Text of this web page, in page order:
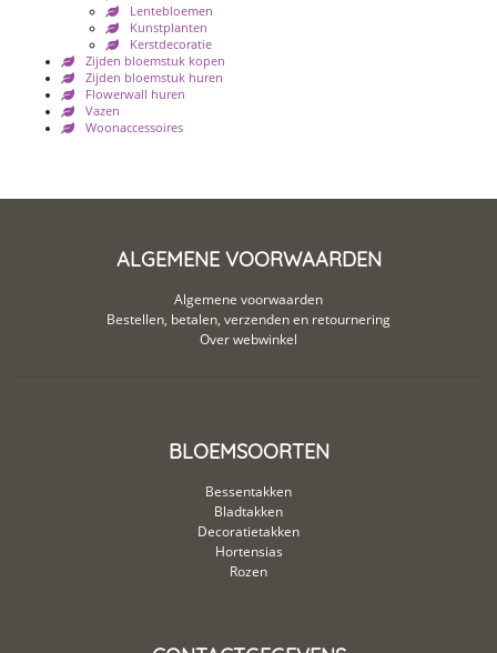
Lentebloemen
Kunstplanten
Kerstdecoratie
Zijden bloemstuk kopen
Zijden bloemstuk huren
Flowerwall huren
Vazen
Woonaccessoires
ALGEMENE VOORWAARDEN
Algemene voorwaarden
Bestellen, betalen, verzenden en retournering
Over webwinkel
BLOEMSOORTEN
Bessentakken
Bladtakken
Decoratietakken
Hortensias
Rozen